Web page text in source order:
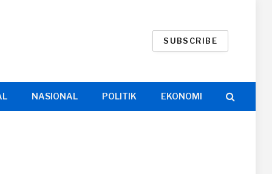
SUBSCRIBE
NASIONAL POLITIK EKONOMI